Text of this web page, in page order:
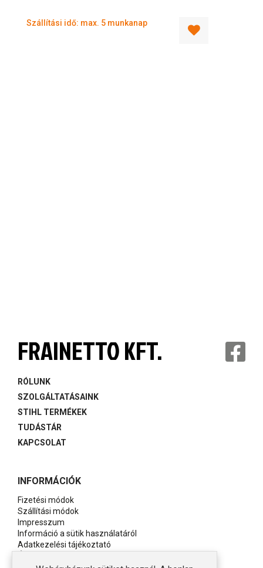
Szállítási idő: max. 5 munkanap
FRAINETTO KFT.
RÓLUNK
SZOLGÁLTATÁSAINK
STIHL TERMÉKEK
TUDÁSTÁR
KAPCSOLAT
INFORMÁCIÓK
Fizetési módok
Szállítási módok
Impresszum
Információ a sütik használatáról
Adatkezelési tájékoztató